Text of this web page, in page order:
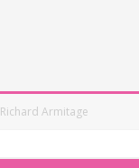
CANADÁ
Richard Armitage